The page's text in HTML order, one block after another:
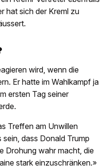
hat sich der Kreml zu
wird, wenn die
Er hatte im Wahlkampf ja
ersten Tag seiner
Treffen am Unwillen
dass Donald Trump
Drohung wahr macht, die
stark einzuschränken.»